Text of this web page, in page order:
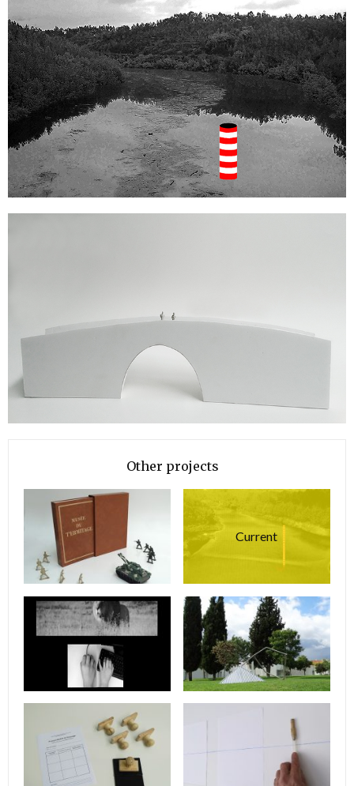
Other projects
Current